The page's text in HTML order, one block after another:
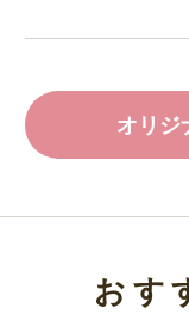
オリジ
おす